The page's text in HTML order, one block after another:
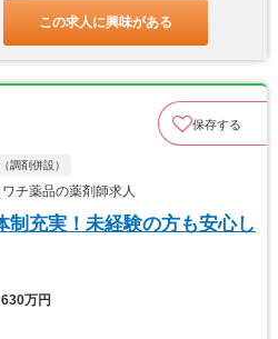
この求人に興味がある
保存する
調剤併設）
チ薬品の薬剤師求人
制充実！未経験の方も安心し
万円